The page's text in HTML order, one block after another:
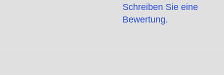
Schreiben Sie eine
Bewertung.